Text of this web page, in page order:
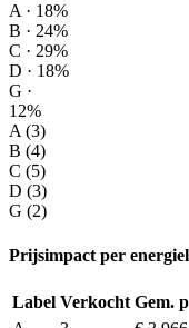
A · 18%
B · 24%
C · 29%
D · 18%
G ·
12%
A (3)
B (4)
C (5)
D (3)
G (2)
Prijsimpact per
Label Verkocht Gem.